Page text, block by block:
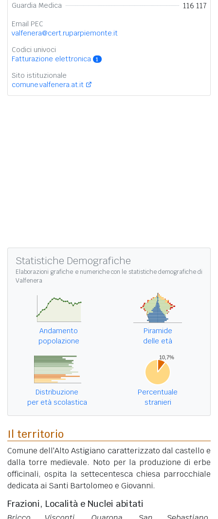
Guardia Medica 116 117
Email PEC
valfenera@cert.ruparpiemonte.it
Codici univoci
Fatturazione elettronica
1
Sito istituzionale
comune.valfenera.at.it
Statistiche Demografiche
Elaborazioni grafiche e numeriche con le statistiche demografiche di
Valfenera
Andamento
popolazione
Piramide
delle età
Distribuzione
per età scolastica
Percentuale
stranieri
Il territorio
Comune dell'Alto Astigiano caratterizzato dal castello e
dalla torre medievale. Noto per la produzione di erbe
officinali, ospita la settecentesca chiesa parrocchiale
dedicata ai Santi Bartolomeo e Giovanni.
Frazioni, Località e Nuclei abitati